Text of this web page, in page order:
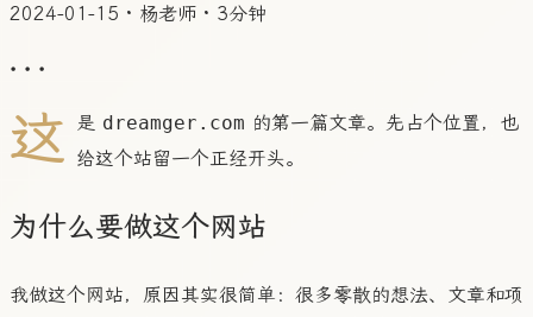
2024-01-15 · 杨老师 · 3分钟
• • •
这 是 dreamger.com 的第一篇文章。先占个位置，也
给这个站留一个正经开头。
为什么要做这个网站
我做这个网站，原因其实很简单：很多零散的想法、文章和项